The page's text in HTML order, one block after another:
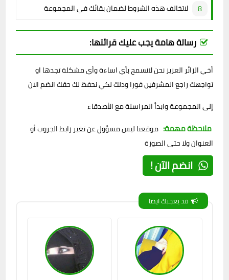
لاتخالف هذه الشروط لضمان بقائك في المجموعة
رسالة هامة يجب عليك قرائتها:
أخي الزائر العزيز نحن لانسمح بأي اساءة وأي مشكلة تجدها او
تواجهك راجع المشرفين فورا وذلك لكي نحفظ لك حقك انضم الان
إلى المجموعة وابدأ المراسلة مع الأصدقاء
ملاحظة مهمة: موقعنا ليس مسؤول عن تغير رابط الجروب أو
العنوان ولا حتى الصورة
انضم الآن !
قد يعجبك ايضا